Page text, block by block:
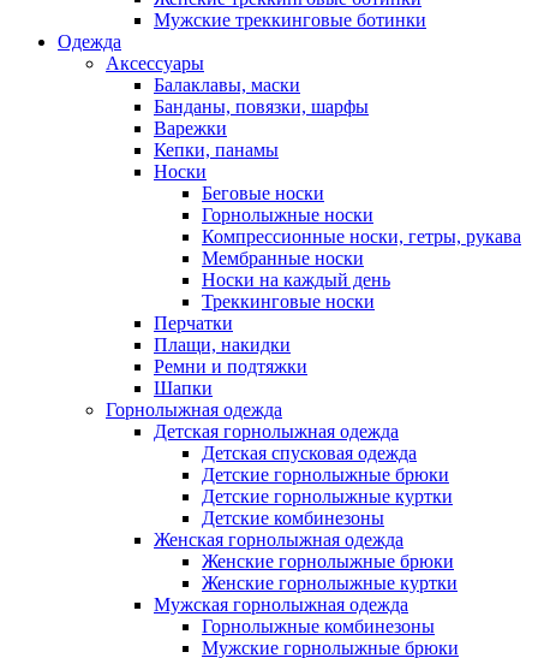
Мужские треккинговые ботинки
Одежда
Аксессуары
Балаклавы, маски
Банданы, повязки, шарфы
Варежки
Кепки, панамы
Носки
Беговые носки
Горнолыжные носки
Компрессионные носки, гетры, рукава
Мембранные носки
Носки на каждый день
Треккинговые носки
Перчатки
Плащи, накидки
Ремни и подтяжки
Шапки
Горнолыжная одежда
Детская горнолыжная одежда
Детская спусковая одежда
Детские горнолыжные брюки
Детские горнолыжные куртки
Детские комбинезоны
Женская горнолыжная одежда
Женские горнолыжные брюки
Женские горнолыжные куртки
Мужская горнолыжная одежда
Горнолыжные комбинезоны
Мужские горнолыжные брюки